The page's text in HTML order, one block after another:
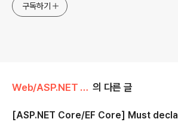
구독하기
Web/ASP.NET Core 의 다른 글
[ASP.NET Core/EF Core] Must decla